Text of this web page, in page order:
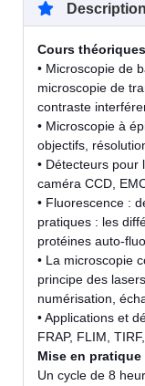
Description
Cours
• Microscopie de
microscopie de
contraste
• Microscopie à
objectifs,
• Détecteurs pour
caméra CCD,
• Fluorescence :
pratiques : les
protéines auto-
• La microscopie
principe des
numérisation,
• Applications et
FRAP, FLIM,
Mise en pratique
Un cycle de 8